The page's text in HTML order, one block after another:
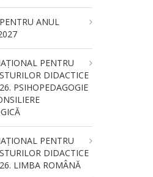
ANUL
PENTRU
DIDACTICE
PSIHOPEDAGOGIE
PENTRU
DIDACTICE
LIMBA ROMÂNĂ